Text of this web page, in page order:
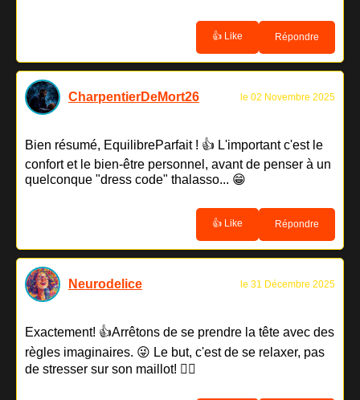
👍 Like Répondre
CharpentierDeMort26 le 02 Novembre 2025
Bien résumé, EquilibreParfait ! 👍 L'important c'est le
confort et le bien-être personnel, avant de penser à un
quelconque "dress code" thalasso... 😁
👍 Like Répondre
Neurodelice le 31 Décembre 2025
Exactement! 👍Arrêtons de se prendre la tête avec des
règles imaginaires. 😜 Le but, c'est de se relaxer, pas
de stresser sur son maillot! 🧘‍♀️